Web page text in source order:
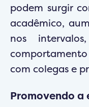
podem surgir
acadêmico,
nos
com colegas e
Promovendo